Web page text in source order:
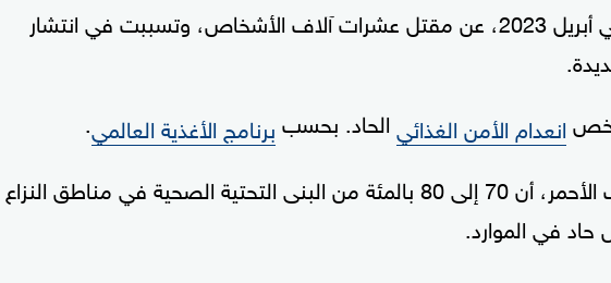
وأسفرت الحرب التي بدأت في أبريل 2023، عن مقتل عشرات آلاف الأشخاص، وتسببت في انتشار
انعدام الأمن الغذائي الحاد. بحسب برنامج الأغذية العالمي
وذكرت اللجنة الدولية للصليب الأحمر، أن 70 إلى 80 بالمئة من البنى التحتية الصحية في مناطق النزاع
في الموارد.